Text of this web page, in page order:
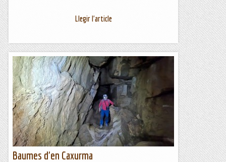
Llegir l'article
Baumes d'en Caxurma